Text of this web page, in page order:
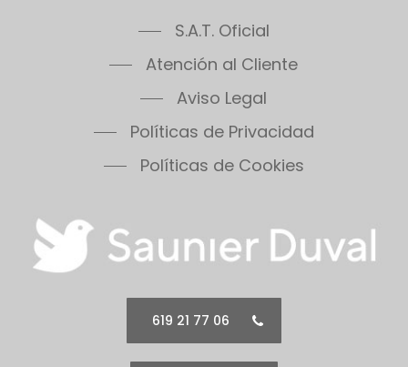
S.A.T. Oficial
Atención al Cliente
Aviso Legal
Políticas de Privacidad
Políticas de Cookies
619 21 77 06